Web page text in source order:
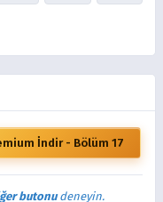
İndir - Bölüm 17
butonudeneyin.